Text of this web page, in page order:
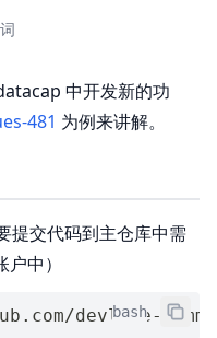
中开发新的功
481 为例来讲解。
提交代码到主仓库中需
中）
bash
devlive-